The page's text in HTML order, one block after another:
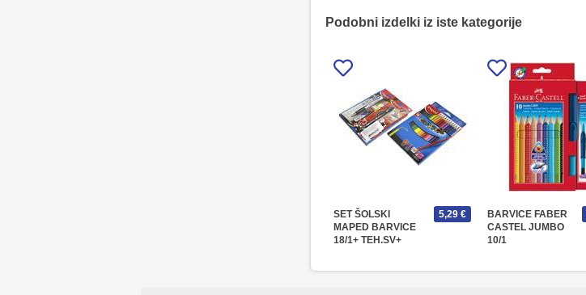
Podobni izdelki iz iste kategorije
SET ŠOLSKI
MAPED BARVICE
18/1+ TEH.SV+
5,29 €
BARVICE FABER
CASTEL JUMBO
10/1